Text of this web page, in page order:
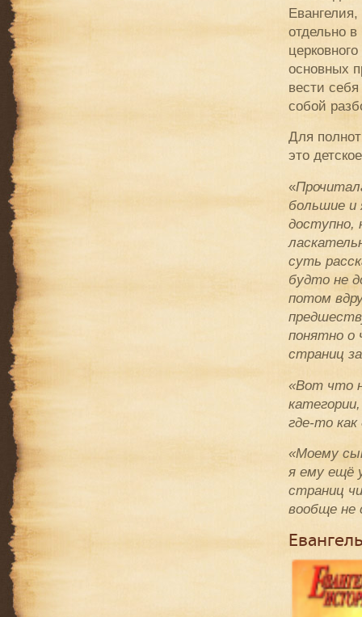
отдельно
основных
вести
собой
Для
это
«
большие и
доступно,
суть
будто не
потом
понятно о
страниц
«Вот что
где-то
«Моему
я ему ещё
страниц
вообще не